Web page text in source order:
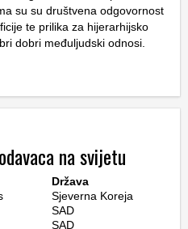
su su društvena odgovornost
te prilika za hijerarhijsko
dobri međuljudski odnosi.
na svijetu
Država
Sjeverna Koreja
SAD
SAD